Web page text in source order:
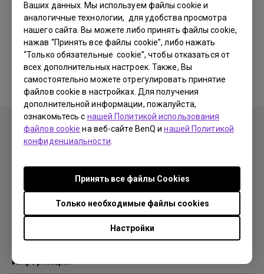
Ваших данных. Мы используем файлы cookie и
аналогичные технологии, для удобства просмотра
нашего сайта. Вы можете либо принять файлы cookie,
нажав “Принять все файлы cookie”, либо нажать
“Только обязательные cookie”, чтобы отказаться от
всех дополнительных настроек. Также, Вы
самостоятельно можете отрегулировать принятие
файлов cookie в настройках. Для получения
дополнительной информации, пожалуйста,
ознакомьтесь с нашей Политикой использования
файлов cookie на веб-сайте BenQ инашей Политикой
конфиденциальности
Настройки
Только необходимые файлы cookies
Принять все файлы Сookies
Соответствующие программы
и драйверы отсутствуют
Продукция
Мониторы
Решения
Поддержка
Ресурсы
Информация